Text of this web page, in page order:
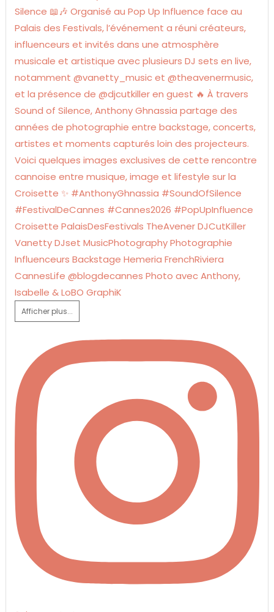
Afficher plus...